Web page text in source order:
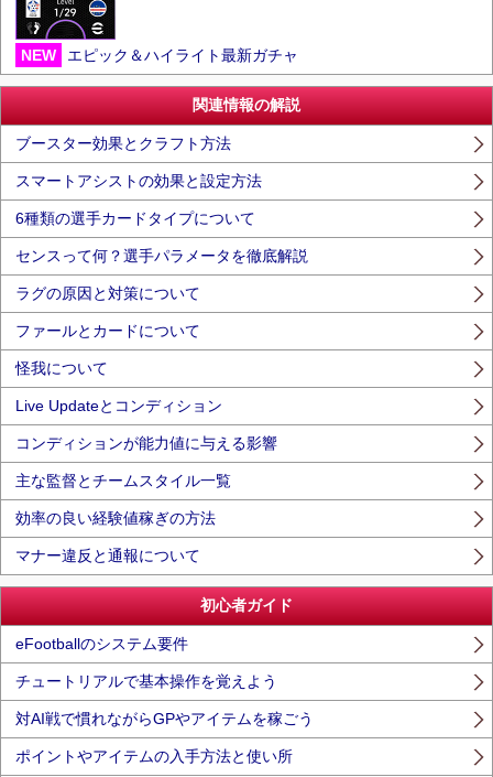
NEW エピック＆ハイライト最新ガチャ
関連情報の解説
ブースター効果とクラフト方法
スマートアシストの効果と設定方法
6種類の選手カードタイプについて
センスって何？選手パラメータを徹底解説
ラグの原因と対策について
ファールとカードについて
怪我について
Live Updateとコンディション
コンディションが能力値に与える影響
主な監督とチームスタイル一覧
効率の良い経験値稼ぎの方法
マナー違反と通報について
初心者ガイド
eFootballのシステム要件
チュートリアルで基本操作を覚えよう
対AI戦で慣れながらGPやアイテムを稼ごう
ポイントやアイテムの入手方法と使い所